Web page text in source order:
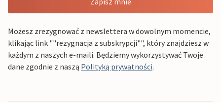
Możesz zrezygnować z newslettera w dowolnym momencie,
klikając link ""rezygnacja z subskrypcji"", który znajdziesz w
każdym z naszych e-maili. Będziemy wykorzystywać Twoje
dane zgodnie z naszą Polityką prywatności.